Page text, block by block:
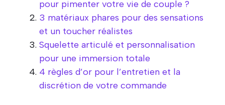
pour pimenter votre vie de couple ?
3 matériaux phares pour des sensations
et un toucher réalistes
Squelette articulé et personnalisation
pour une immersion totale
4 règles d’or pour l’entretien et la
discrétion de votre commande